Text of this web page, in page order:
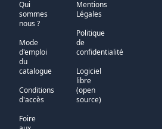
Qui
sommes
nous ?
Mode
d'emploi
du
catalogue
Conditions
d'accès
Foire
Mentions
Légales
Politique
de
confidentialité
Logiciel
libre
(open
source)